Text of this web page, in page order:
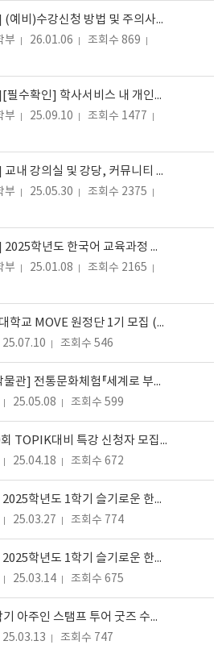
비)수강신청 방법 및 주의사항 안내
부 26.01.06
조회수 869
사서비스 내 개인정보 변경 (전화번호, 이메일 등)
부 25.09.10
조회수 1477
실 및 강당, 커뮤니티 라운지 대여 방법 안내
부 25.05.30
조회수 2375
한국어 교육과정 대체과목 안내_250825 수정
부 25.01.08
조회수 2165
[학생지원팀] 2025 아주대학교 MOVE 원정단 1기 모집 (~ 7. 11.(금) 18:00까지)
25.07.10 조회수 546
[글로벌교양학부×도구박물관] 전통문화체험『세계로 부는 바람』참여자 모집 (~5/8)
25.05.08 조회수 599
[글로벌교양학부] 제100회 TOPIK대비 특강 신청자 모집(~4월 18일(금) 까지)
25.04.18 조회수 672
[마감][글로벌교양학부] 2025학년도 1학기 슬기로운 한국어 스터디 멘토 모집(~25.03.27(목) 14시 까지)
25.03.27 조회수 774
[마감][글로벌교양학부] 2025학년도 1학기 슬기로운 한국어 학술모임 모집(~25.03.17.(월)까지 연장)
25.03.14 조회수 675
[글로벌교양학부] 25.1학기 아주인 스탬프 투어 굿즈 수령 (3.17(월)-3.21(금))
25.03.13 조회수 747